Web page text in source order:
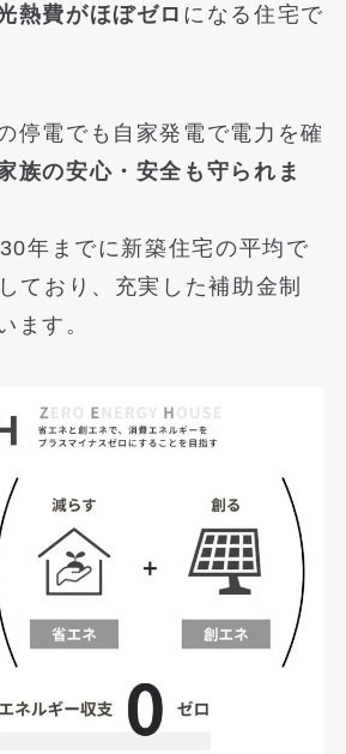
熱費がほぼゼロ になる住宅で
停電でも自家発電で電力を確
族の安心・安全も守られま
年までに新築住宅の平均で
ており、充実した補助金制
ます。